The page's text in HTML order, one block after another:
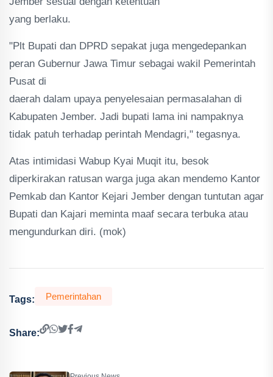
yang berlaku.
"Plt Bupati dan DPRD sepakat juga mengedepankan
peran Gubernur Jawa Timur sebagai wakil Pemerintah
Pusat di
daerah dalam upaya penyelesaian permasalahan di
Kabupaten Jember. Jadi bupati lama ini nampaknya
tidak patuh terhadap perintah Mendagri," tegasnya.
Atas intimidasi Wabup Kyai Muqit itu, besok
diperkirakan ratusan warga juga akan mendemo Kantor
Pemkab dan Kantor Kejari Jember dengan tuntutan agar
Bupati dan Kajari meminta maaf secara terbuka atau
mengundurkan diri. (mok)
Tags: Pemerintahan
Share: